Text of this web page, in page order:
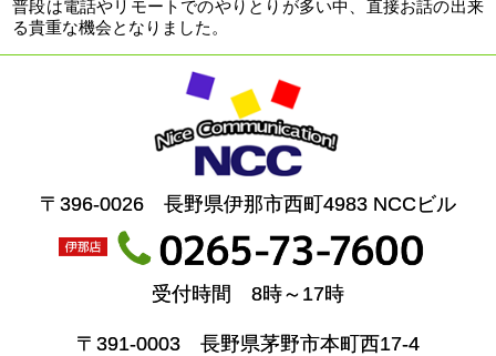
普段は電話やリモートでのやりとりが多い中、直接お話の出来
る貴重な機会となりました。
〒396-0026 長野県伊那市西町4983 NCCビル
受付時間 8時～17時
〒391-0003 長野県茅野市本町西17-4